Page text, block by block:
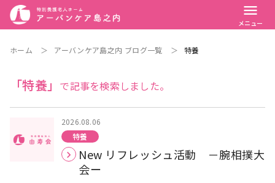
menu
メニュー
ホーム ＞ アーバンケア島之内 ブログ一覧 ＞ 特養
「特養」 で記事を検索しました。
2026.08.06
特養
New リフレッシュ活動 －腕相撲大
会ー